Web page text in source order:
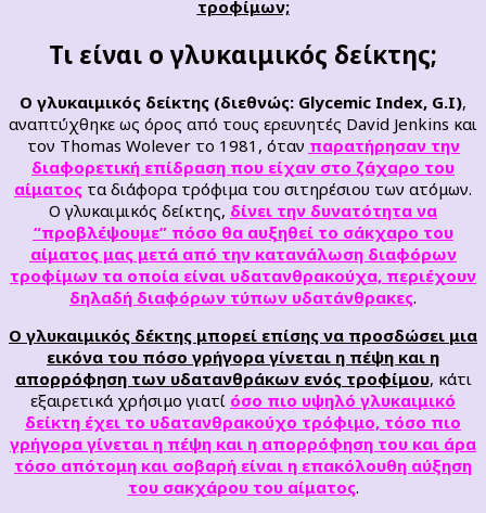
τροφίμων;
Τι είναι ο γλυκαιμικός δείκτης;
Ο γλυκαιμικός δείκτης (διεθνώς: Glycemic Index, G.I),
αναπτύχθηκε ως όρος από τους ερευνητές David Jenkins και
τον Thomas Wolever το 1981, όταν παρατήρησαν την
διαφορετική επίδραση που είχαν στο ζάχαρο του
αίματος τα διάφορα τρόφιμα του σιτηρέσιου των ατόμων.
Ο γλυκαιμικός δείκτης, δίνει την δυνατότητα να
“προβλέψουμε” πόσο θα αυξηθεί το σάκχαρο του
αίματος μας μετά από την κατανάλωση διαφόρων
τροφίμων τα οποία είναι υδατανθρακούχα, περιέχουν
δηλαδή διαφόρων τύπων υδατάνθρακες.
Ο γλυκαιμικός δέκτης μπορεί επίσης να προσδώσει μια
εικόνα του πόσο γρήγορα γίνεται η πέψη και η
απορρόφηση των υδατανθράκωνενός τροφίμου, κάτι
εξαιρετικά χρήσιμο γιατί όσο πιο υψηλό γλυκαιμικό
δείκτη έχει το υδατανθρακούχο τρόφιμο, τόσο πιο
γρήγορα γίνεται η πέψη και η απορρόφηση του και άρα
τόσο απότομη και σοβαρή είναι η επακόλουθη αύξηση
του σακχάρου του αίματος.